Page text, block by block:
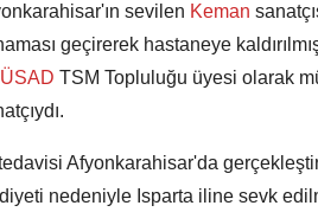
sevilen Keman
geçirerek hastaneye
TSM Topluluğu üyesi olarak
tedavisi Afyonkarahisar'da
nedeniyle Isparta iline sevk